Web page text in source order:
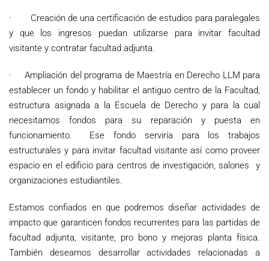
· Creación de una certificación de estudios para paralegales
y que los ingresos puedan utilizarse para invitar facultad
visitante y contratar facultad adjunta.
· Ampliación del programa de Maestría en Derecho LLM para
establecer un fondo y habilitar el antiguo centro de la Facultad,
estructura asignada a la Escuela de Derecho y para la cual
necesitamos fondos para su reparación y puesta en
funcionamiento. Ese fondo serviría para los trabajos
estructurales y para invitar facultad visitante así como proveer
espacio en el edificio para centros de investigación, salones y
organizaciones estudiantiles.
Estamos confiados en que podremos diseñar actividades de
impacto que garanticen fondos recurrentes para las partidas de
facultad adjunta, visitante, pro bono y mejoras planta física.
También deseamos desarrollar actividades relacionadas a